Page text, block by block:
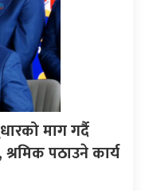
माग गर्दै
पठाउने कार्य